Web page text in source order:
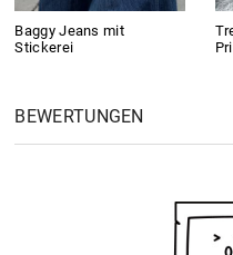
Baggy Jeans mit
Stickerei
BEWERTUNGEN